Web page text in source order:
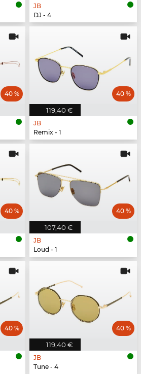
JB
DJ - 4
40 %
119,40 €
40 %
JB
Remix - 1
40 %
107,40 €
40 %
JB
Loud - 1
40 %
119,40 €
40 %
JB
Tune - 4